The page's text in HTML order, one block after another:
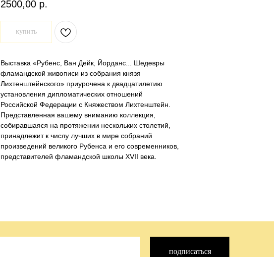
2500,00 р.
купить
Выставка «Рубенс, Ван Дейк, Йорданс... Шедевры
фламандской живописи из собрания князя
Лихтенштейнского» приурочена к двадцатилетию
установления дипломатических отношений
Российской Федерации с Княжеством Лихтенштейн.
Представленная вашему вниманию коллекция,
собиравшаяся на протяжении нескольких столетий,
принадлежит к числу лучших в мире собраний
произведений великого Рубенса и его современников,
представителей фламандской школы XVII века.
подписаться